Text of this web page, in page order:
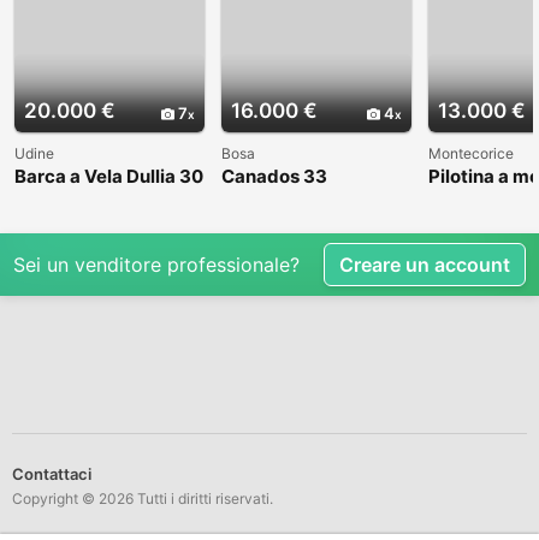
20.000 € 7
Udine
Barca a Vela Dullia 30
16.000 € 4
Bosa
Canados 33
13.000 €
Montecorice
Pilotina a
Sei un venditore professionale? Creare un account
Contattaci
Copyright © 2026 Tutti i diritti riservati.